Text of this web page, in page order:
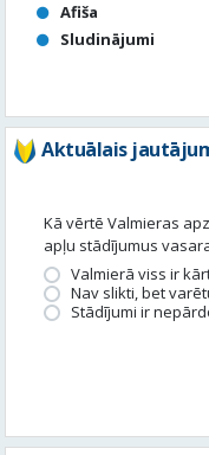
Afiša
Sludinājumi
Aktuālais
Kā vērtē Valmieras
apļu stādījumus
Valmierā viss ir
Nav slikti, bet
Stādījumi ir